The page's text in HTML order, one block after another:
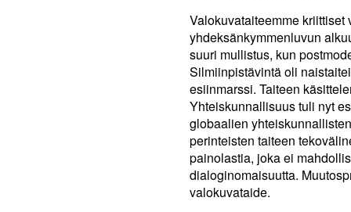
Valokuvataiteemme
yhdeksänkymmenluvun
suuri mullistus, kun
Silmiinpistävintä oli
esiinmarssi. Taiteen
Yhteiskunnallisuus tuli nyt
globaalien
perinteisten taiteen
painolastia, joka ei
dialoginomaisuutta.
valokuvataide.